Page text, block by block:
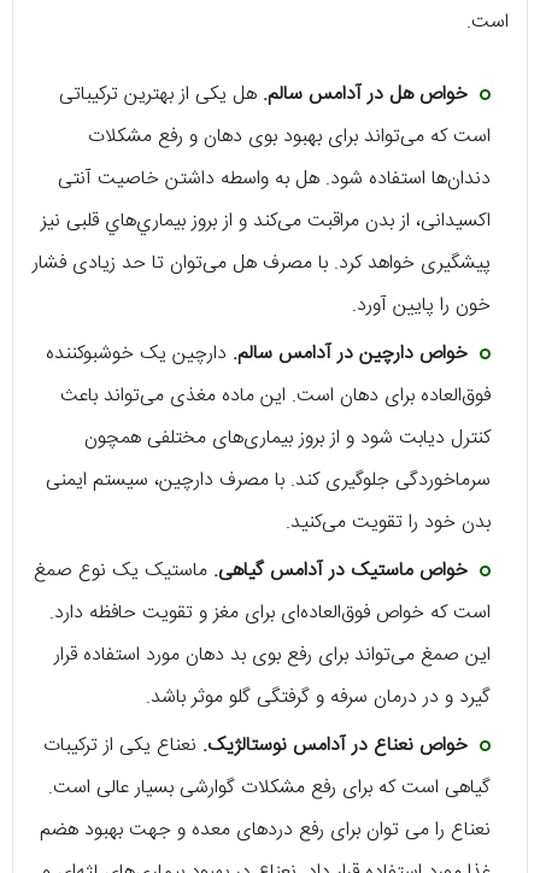
است.
خواص هل در آدامس سالم. هل یکی از بهترین ترکیباتی
است که می‌تواند برای بهبود بوی دهان و رفع مشکلات
دندان‌ها استفاده شود. هل به واسطه داشتن خاصیت آنتی
اکسیدانی، از بدن مراقبت می‌کند و از بروز بيماري‌هاي قلبی نیز
پیشگیری خواهد کرد. با مصرف هل می‌توان تا حد زیادی فشار
خون را پایین آورد.
خواص دارچین در آدامس سالم. دارچین یک خوشبوکننده
فوق‌العاده برای دهان است. این ماده مغذی می‌تواند باعث
کنترل دیابت شود و از بروز بیماری‌های مختلفی همچون
سرماخوردگی جلوگیری کند. با مصرف دارچین، سیستم ایمنی
بدن خود را تقویت می‌کنید.
خواص ماستیک در آدامس گیاهی. ماستیک یک نوع صمغ
است که خواص فوق‌العاده‌ای برای مغز و تقویت حافظه دارد.
این صمغ می‌تواند برای رفع بوی بد دهان مورد استفاده قرار
گیرد و در درمان سرفه و گرفتگی گلو موثر باشد.
خواص نعناع در آدامس نوستالژیک. نعناع یکی از ترکیبات
گیاهی است که برای رفع مشکلات گوارشی بسیار عالی است.
نعناع را می توان برای رفع دردهای معده و جهت بهبود هضم